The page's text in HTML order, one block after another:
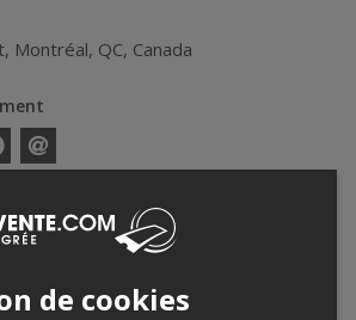
, Montréal, QC, Canada
Envoyer
à titre de mandataire pour
l’affichage en ligne et la vente de billets
.
de cookies